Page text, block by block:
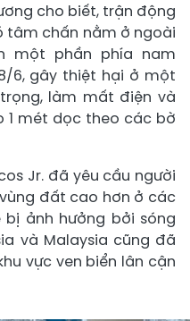
cho biết, trận động
tâm chấn nằm ở ngoài
một phần phía nam
6, gây thiệt hại ở một
làm mất điện và
1 mét dọc theo các bờ
Jr. đã yêu cầu người
đất cao hơn ở các
bị ảnh hưởng bởi sóng
và Malaysia cũng đã
vực ven biển lân cận